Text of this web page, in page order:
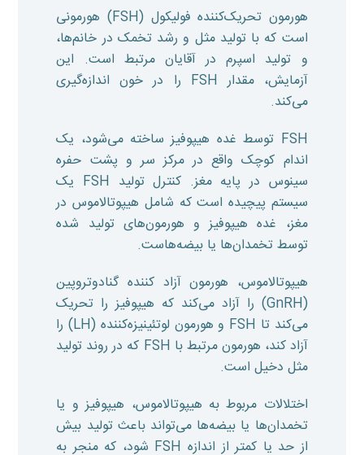
هورمون تحریک‌کننده فولیکول (FSH) هورمونی
است که با تولید مثل و رشد تخمک در خانم‌ها،
و تولید اسپرم در آقایان مرتبط است. این
آزمایش، مقدار FSH را در خون اندازه‌گیری
می‌کند.
FSH توسط غده هیپوفیز ساخته می‌شود، یک
اندام کوچک واقع در مرکز سر و پشت حفره
سینوس در پایه مغز. کنترل تولید FSH یک
سیستم پیچیده است که شامل هیپوتالاموس در
مغز، غده هیپوفیز و هورمون‌های تولید شده
توسط تخمدان‌ها یا بیضه‌هاست.
هیپوتالاموس، هورمون آزاد کننده گنادوتروپین
(GnRH) را آزاد می‌کند که هیپوفیز را تحریک
می‌کند تا FSH و هورمون لوتئینیزه‌کننده (LH) را
آزاد کند، هورمون مرتبط با FSH که در روند تولید
مثل دخیل است.
اختلالات مربوط به هیپوتالاموس، هیپوفیز و یا
تخمدان‌ها یا بیضه‌ها می‌تواند باعث تولید بیش
از حد یا کمتر از اندازه FSH شود، که منجر به